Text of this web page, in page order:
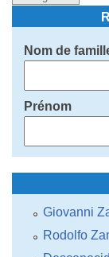
Nom de
Prénom
Giovanni
Rodolfo